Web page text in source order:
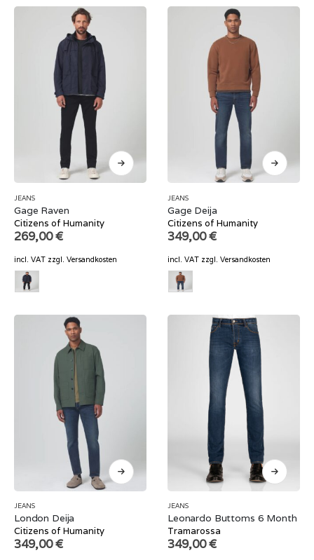
JEANS
Gage Raven
Citizens of Humanity
269,00€
incl. VAT zzgl. Versandkosten
JEANS
Gage Deija
Citizens of Humanity
349,00€
incl. VAT zzgl. Versandkosten
JEANS
London Deija
Citizens of Humanity
349,00€
JEANS
Leonardo Buttoms 6 Month
Tramarossa
349,00€